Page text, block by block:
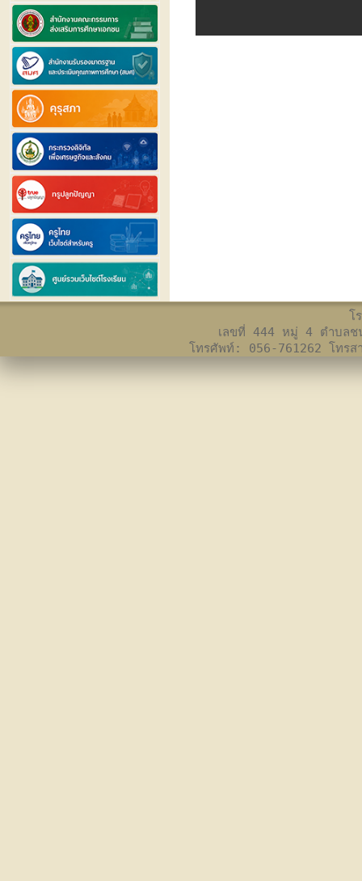
โ
เลขที่ 444 หมู่ 4 ตำบลช
โทรศัพท์: 056-761262 โทร